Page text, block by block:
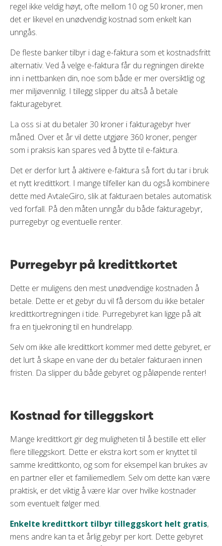
regel ikke veldig høyt, ofte mellom 10 og 50 kroner, men
det er likevel en unødvendig kostnad som enkelt kan
unngås.
De fleste banker tilbyr i dag e-faktura som et kostnadsfritt
alternativ. Ved å velge e-faktura får du regningen direkte
inn i nettbanken din, noe som både er mer oversiktlig og
mer miljøvennlig. I tillegg slipper du altså å betale
fakturagebyret.
La oss si at du betaler 30 kroner i fakturagebyr hver
måned. Over et år vil dette utgjøre 360 kroner, penger
som i praksis kan spares ved å bytte til e-faktura.
Det er derfor lurt å aktivere e-faktura så fort du tar i bruk
et nytt kredittkort. I mange tilfeller kan du også kombinere
dette med AvtaleGiro, slik at fakturaen betales automatisk
ved forfall. På den måten unngår du både fakturagebyr,
purregebyr og eventuelle renter.
Purregebyr på kredittkortet
Dette er muligens den mest unødvendige kostnaden å
betale. Dette er et gebyr du vil få dersom du ikke betaler
kredittkortregningen i tide. Purregebyret kan ligge på alt
fra en tjuekroning til en hundrelapp.
Selv om ikke alle kredittkort kommer med dette gebyret, er
det lurt å skape en vane der du betaler fakturaen innen
fristen. Da slipper du både gebyret og påløpende renter!
Kostnad for tilleggskort
Mange kredittkort gir deg muligheten til å bestille ett eller
flere tilleggskort. Dette er ekstra kort som er knyttet til
samme kredittkonto, og som for eksempel kan brukes av
en partner eller et familiemedlem. Selv om dette kan være
praktisk, er det viktig å være klar over hvilke kostnader
som eventuelt følger med.
Enkelte kredittkort tilbyr tilleggskort helt gratis,
mens andre kan ta et årlig gebyr per kort. Dette gebyret